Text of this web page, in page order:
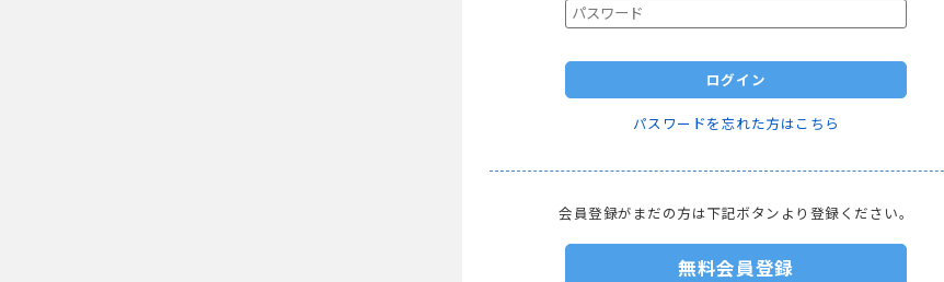
ログイン
パスワードを忘れた方はこちら
会員登録がまだの方は下記ボタンより登録ください。
無料会員登録